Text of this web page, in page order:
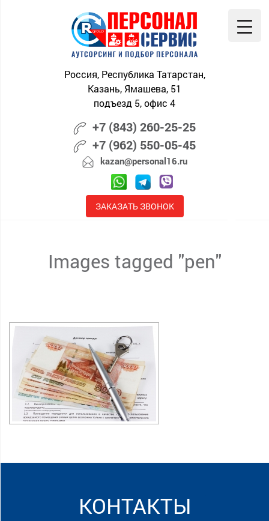
Россия, Республика Татарстан,
Казань, Ямашева, 51
подъезд 5, офис 4
+7 (843) 260-25-25
+7 (962) 550-05-45
kazan@personal16.ru
ЗАКАЗАТЬ ЗВОНОК
Images tagged "pen"
КОНТАКТЫ